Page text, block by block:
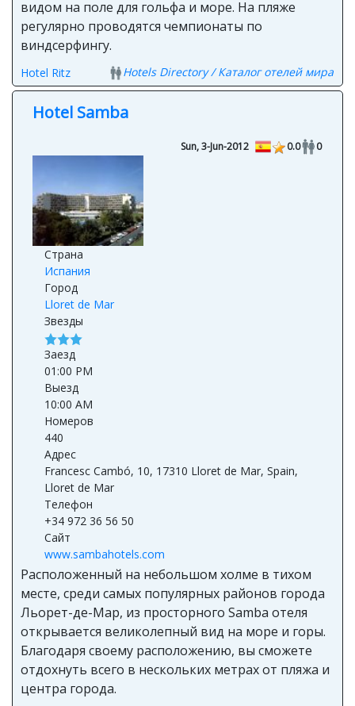
видом на поле для гольфа и море. На пляже
регулярно проводятся чемпионаты по
виндсерфингу.
Hotel Ritz Hotels Directory / Каталог отелей мира
Hotel Samba
Sun, 3-Jun-2012 0.0 0
Страна
Испания
Город
Lloret de Mar
Звезды
Заезд
01:00 PM
Выезд
10:00 AM
Номеров
440
Адрес
Francesc Cambó, 10, 17310 Lloret de Mar, Spain,
Lloret de Mar
Телефон
+34 972 36 56 50
Сайт
www.sambahotels.com
Расположенный на небольшом холме в тихом
месте, среди самых популярных районов города
Льорет-де-Мар, из просторного Samba отеля
открывается великолепный вид на море и горы.
Благодаря своему расположению, вы сможете
отдохнуть всего в нескольких метрах от пляжа и
центра города.